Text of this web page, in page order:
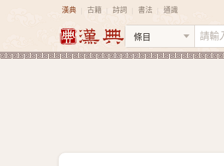
漢典 古籍 詩詞 書法 通識